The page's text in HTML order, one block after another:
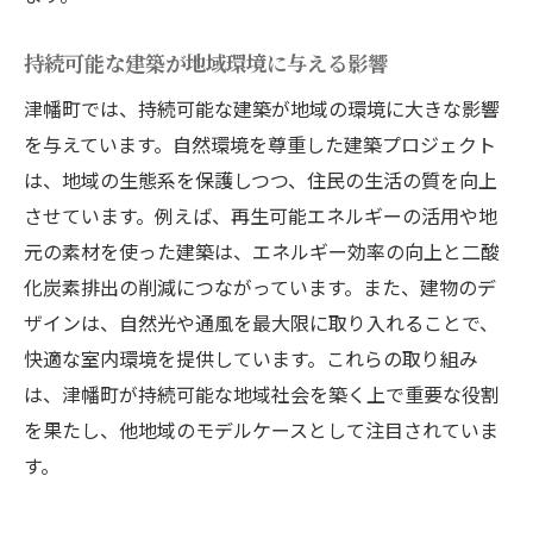
持続可能な建築が地域環境に与える影響
津幡町では、持続可能な建築が地域の環境に大きな影響
を与えています。自然環境を尊重した建築プロジェクト
は、地域の生態系を保護しつつ、住民の生活の質を向上
させています。例えば、再生可能エネルギーの活用や地
元の素材を使った建築は、エネルギー効率の向上と二酸
化炭素排出の削減につながっています。また、建物のデ
ザインは、自然光や通風を最大限に取り入れることで、
快適な室内環境を提供しています。これらの取り組み
は、津幡町が持続可能な地域社会を築く上で重要な役割
を果たし、他地域のモデルケースとして注目されていま
す。